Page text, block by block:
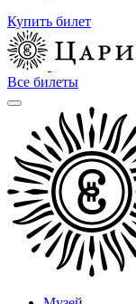
Купить билет
Все билеты